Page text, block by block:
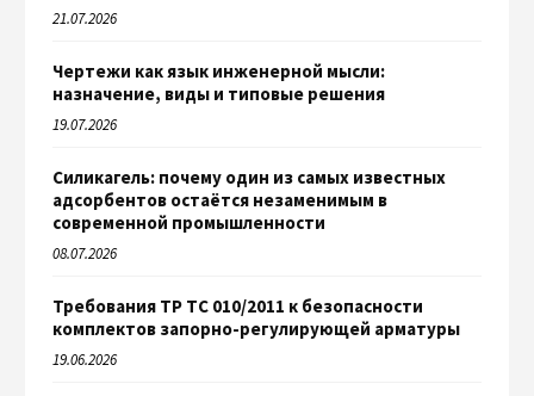
21.07.2026
Чертежи как язык инженерной мысли:
назначение, виды и типовые решения
19.07.2026
Силикагель: почему один из самых известных
адсорбентов остаётся незаменимым в
современной промышленности
08.07.2026
Требования ТР ТС 010/2011 к безопасности
комплектов запорно-регулирующей арматуры
19.06.2026